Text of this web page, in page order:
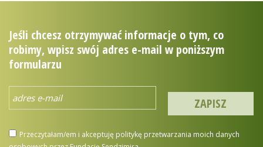
Jeśli chcesz otrzymywać informacje o tym, co
robimy, wpisz swój adres e-mail w poniższym
formularzu
Przeczytałam/em i akceptuję politykę przetwarzania moich danych